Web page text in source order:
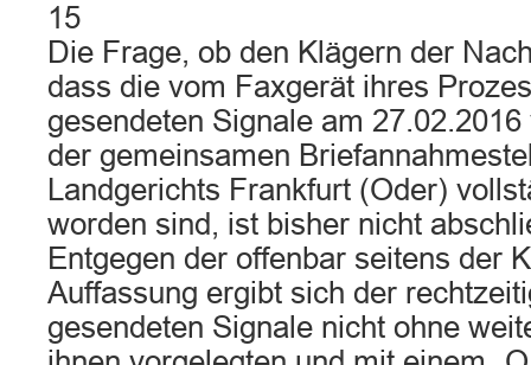
15
Die Frage, ob den Klägern der
dass die vom Faxgerät ihres
gesendeten Signale am
der gemeinsamen
Landgerichts Frankfurt (Oder)
worden sind, ist bisher nicht
Entgegen der offenbar seitens der
Auffassung ergibt sich der
gesendeten Signale nicht ohne